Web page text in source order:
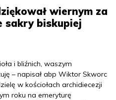
wiernym za
sakry biskupiej
i bliźnich, waszym
– napisał abp Wiktor Skworc
w kościołach archidiecezji
roku na emeryturę